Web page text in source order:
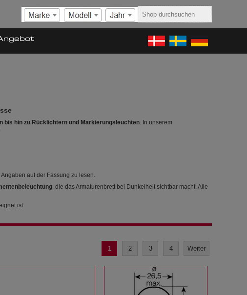
bis hin zu Rücklichtern und Markierungsleuchten. In unserem
auf der Fassung zu lesen.
, die das Armaturenbrett bei Dunkelheit sichtbar macht. Alle
ist.
1 2 3 4 Weiter